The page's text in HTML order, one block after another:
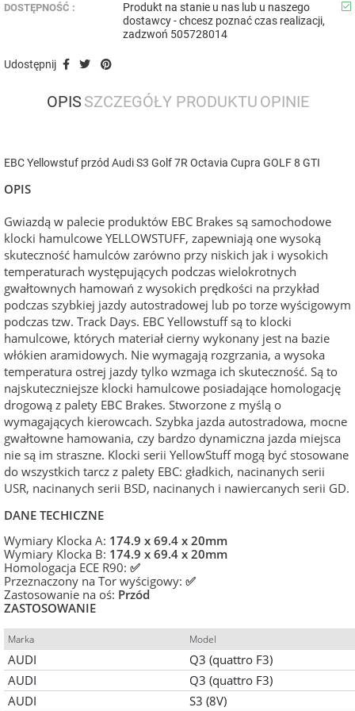
DOSTĘPNOŚĆ :
Produkt na stanie u nas lub u naszego
dostawcy - chcesz poznać czas realizacji,
zadzwoń 505728014
Udostępnij
OPIS SZCZEGÓŁY PRODUKTU OPINIE
EBC Yellowstuf przód Audi S3 Golf 7R Octavia Cupra GOLF 8 GTI
OPIS
Gwiazdą w palecie produktów EBC Brakes są samochodowe
klocki hamulcowe YELLOWSTUFF, zapewniają one wysoką
skuteczność hamulców zarówno przy niskich jak i wysokich
temperaturach występujących podczas wielokrotnych
gwałtownych hamowań z wysokich prędkości na przykład
podczas szybkiej jazdy autostradowej lub po torze wyścigowym
podczas tzw. Track Days. EBC Yellowstuff są to klocki
hamulcowe, których materiał cierny wykonany jest na bazie
włókien aramidowych. Nie wymagają rozgrzania, a wysoka
temperatura ostrej jazdy tylko wzmaga ich skuteczność. Są to
najskuteczniejsze klocki hamulcowe posiadające homologację
drogową z palety EBC Brakes. Stworzone z myślą o
wymagających kierowcach. Szybka jazda autostradowa, mocne
gwałtowne hamowania, czy bardzo dynamiczna jazda miejsca
nie są im straszne. Klocki serii YellowStuff mogą być stosowane
do wszystkich tarcz z palety EBC: gładkich, nacinanych serii
USR, nacinanych serii BSD, nacinanych i nawiercanych serii GD.
DANE TECHICZNE
Wymiary Klocka A: 174.9 x 69.4 x 20mm
Wymiary Klocka B: 174.9 x 69.4 x 20mm
Homologacja ECE R90: ✅
Przeznaczony na Tor wyścigowy: ✅
Zastosowanie na oś: Przód
ZASTOSOWANIE
Marka Model
AUDI
Q3 (quattro F3)
AUDI
Q3 (quattro F3)
AUDI
S3 (8V)